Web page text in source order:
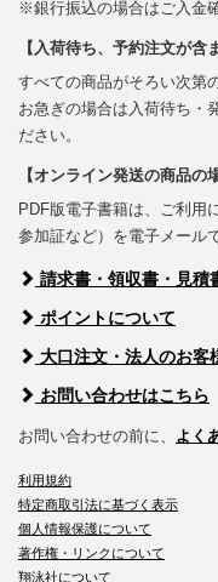
※銀行振込の場合はご入金
【入荷待ち、予約注文が含
すべての商品がそろい次第
お急ぎの場合は入荷待ち・
ださい。
【オンライン発送の商品の
PDF版電子書籍は、ご利用
参加証など）を電子メール
請求書・領収書・見積
ポイントについて
大口注文・法人のお客
お問い合わせはこちら
お問い合わせの前に、 よく
利用規約
特定商取引法に基づく表示
個人情報保護について
著作権・リンクについて
翔泳社について